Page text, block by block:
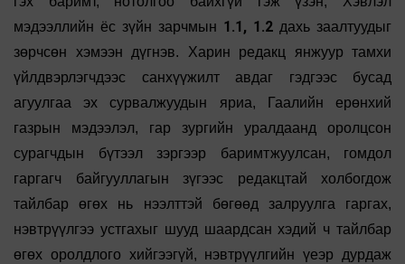
мэдээллийн ёс зүйн зарчмын 1.1, 1.2 дахь заалтуудыг
зөрчсөн хэмээн дүгнэв. Харин редакц янжуур тамхи
үйлдвэрлэгчдээс санхүүжилт авдаг гэдгээс бусад
агуулгаа эх сурвалжуудын яриа, Гаалийн ерөнхий
газрын мэдээлэл, гар зургийн уралдаанд оролцсон
сурагчдын бүтээл зэргээр баримтжуулсан, гомдол
гаргагч байгууллагын зүгээс редакцтай холбогдож
тайлбар өгөх нь нээлттэй бөгөөд залруулга гаргах,
нэвтрүүлгээ устгахыг шууд шаардсан хэдий ч тайлбар
өгөх оролдлого хийгээгүй, нэвтрүүлгийн үеэр дурдаж